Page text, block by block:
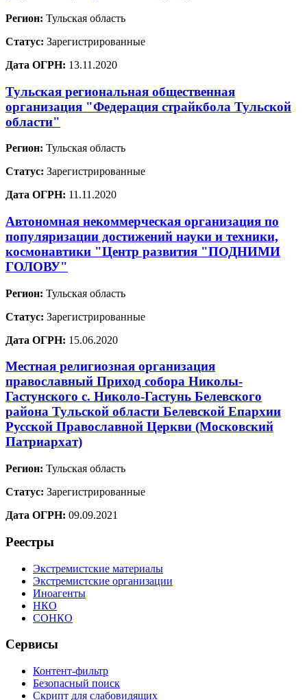
Регион: Тульская область
Статус: Зарегистрированные
Дата ОГРН: 13.11.2020
Тульская региональная общественная
организация "Федерация страйкбола Тульской
области"
Регион: Тульская область
Статус: Зарегистрированные
Дата ОГРН: 11.11.2020
Автономная некоммерческая организация по
популяризации достижений науки и техники,
космонавтики "Центр развития "ПОДНИМИ
ГОЛОВУ"
Регион: Тульская область
Статус: Зарегистрированные
Дата ОГРН: 15.06.2020
Местная религиозная организация
православный Приход собора Николы-
Гастунского с. Николо-Гастунь Белевского
района Тульской области Белевской Епархии
Русской Православной Церкви (Московский
Патриархат)
Регион: Тульская область
Статус: Зарегистрированные
Дата ОГРН: 09.09.2021
Реестры
Экстремистские материалы
Экстремистские организации
Иноагенты
НКО
СОНКО
Сервисы
Контент-фильтр
Безопасный поиск
Скрипт для слабовидящих